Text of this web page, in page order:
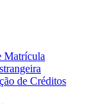
Matrícula
de Créditos